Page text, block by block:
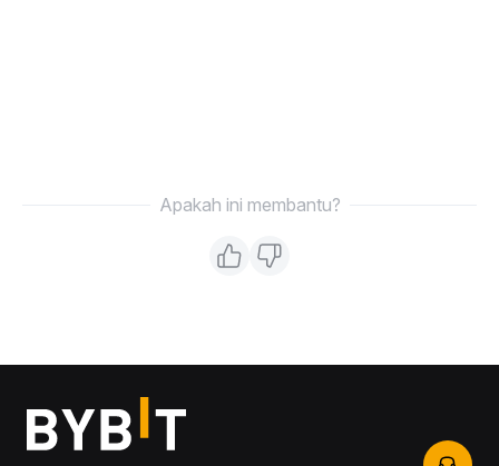
Apakah ini membantu?